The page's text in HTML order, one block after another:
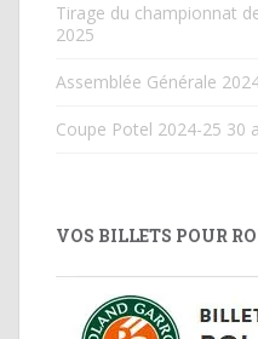
Tirage du championnat
2025
Assemblée Générale
Coupe Potel 2024-25 30
VOS BILLETS POUR